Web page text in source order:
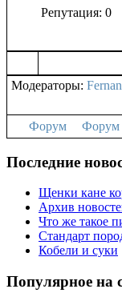
Репутация: 0
Модераторы:
Форум Форум
Последние
Щенки кане
Архив
Что же такое
Стандарт
Кобели и суки
Популярное на